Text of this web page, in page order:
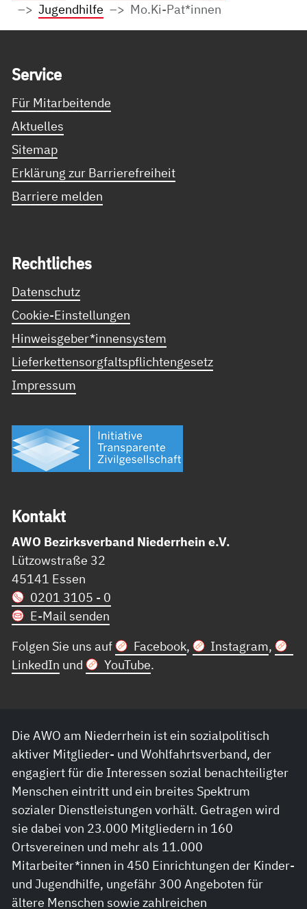
Jugendhilfe
Mo.Ki-Pat*innen
Ser­vice
Für Mitarbeitende
Aktuelles
Sitemap
Erklärung zur Barrierefreiheit
Barriere melden
Recht­li­ches
Datenschutz
Cookie-Einstellungen
Hinweisgeber*innensystem
Lieferkettensorgfaltspflichtengesetz
Impressum
Kon­takt
AWO Bezirksverband Niederrhein e.V.
Lützowstraße 32
45141 Essen
0201 3105 - 0
E-Mail senden
Folgen Sie uns auf
Facebook, Instagram,
LinkedIn und YouTube.
Die AWO am Niederrhein ist ein sozialpolitisch
aktiver Mitglieder- und Wohlfahrtsverband, der
engagiert für die Interessen sozial benachteiligter
Menschen eintritt und ein breites Spektrum
sozialer Dienstleistungen vorhält. Getragen wird
sie dabei von 23.000 Mitgliedern in 160
Ortsvereinen und mehr als 11.000
Mitarbeiter*innen in 450 Einrichtungen der Kinder-
und Jugendhilfe, ungefähr 300 Angeboten für
ältere Menschen sowie zahlreichen